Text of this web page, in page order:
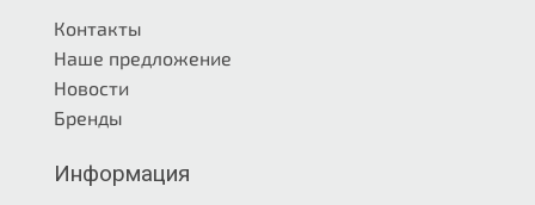
Контакты
Наше предложение
Новости
Бренды
Информация